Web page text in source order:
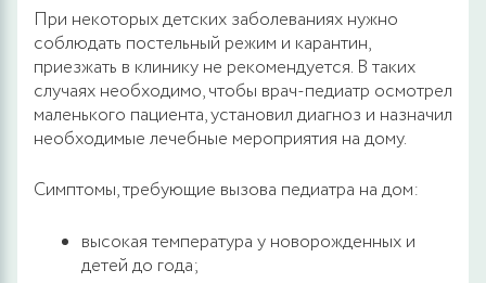
При некоторых детских заболеваниях нужно
соблюдать постельный режим и карантин,
приезжать в клинику не рекомендуется. В таких
случаях необходимо, чтобы врач-педиатр осмотрел
маленького пациента, установил диагноз и назначил
необходимые лечебные мероприятия на дому.
Симптомы, требующие вызова педиатра на дом:
высокая температура у новорожденных и
детей до года;